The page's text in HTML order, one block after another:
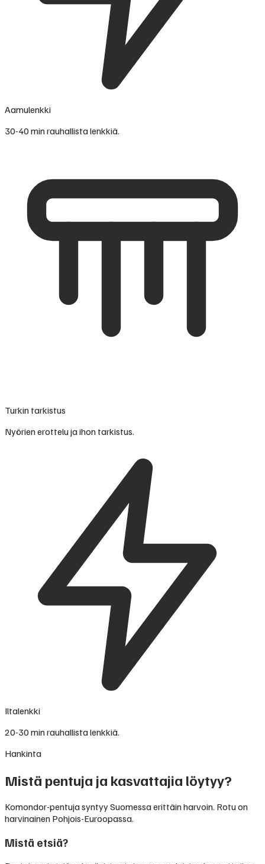
Aamulenkki
30-40 min rauhallista lenkkiä.
Turkin tarkistus
Nyörien erottelu ja ihon tarkistus.
Iltalenkki
20-30 min rauhallista lenkkiä.
Hankinta
Mistä pentuja ja kasvattajia löytyy?
Komondor-pentuja syntyy Suomessa erittäin harvoin. Rotu on
harvinainen Pohjois-Euroopassa.
Mistä etsiä?